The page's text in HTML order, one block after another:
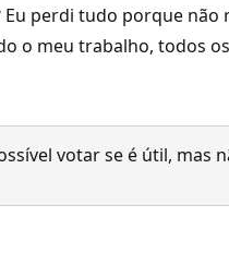
perdi tudo porque não
o meu trabalho, todos
votar se é útil, mas